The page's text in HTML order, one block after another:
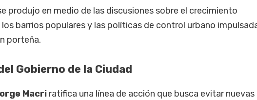
produjo en medio de las discusiones sobre el crecimiento
barrios populares y las políticas de control urbano
porteña.
Gobierno de la Ciudad
Macriratifica una línea de acción que busca evitar nuevas